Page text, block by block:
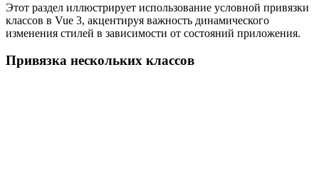
Этот раздел иллюстрирует использование условной привязки
классов в Vue 3, акцентируя важность динамического
изменения стилей в зависимости от состояний приложения.
Привязка нескольких классов